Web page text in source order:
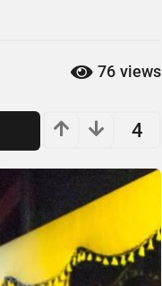
76 views
4